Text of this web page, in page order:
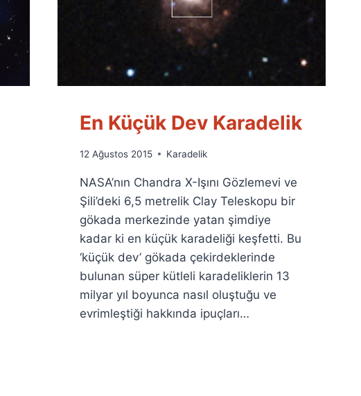
En Küçük Dev Karadelik
By
Fuat
Özyar
12 Ağustos 2015 Karadelik
NASA’nın Chandra X-Işını Gözlemevi ve
Şili’deki 6,5 metrelik Clay Teleskopu bir
gökada merkezinde yatan şimdiye
kadar ki en küçük karadeliği keşfetti. Bu
‘küçük dev’ gökada çekirdeklerinde
bulunan süper kütleli karadeliklerin 13
milyar yıl boyunca nasıl oluştuğu ve
evrimleştiği hakkında ipuçları…